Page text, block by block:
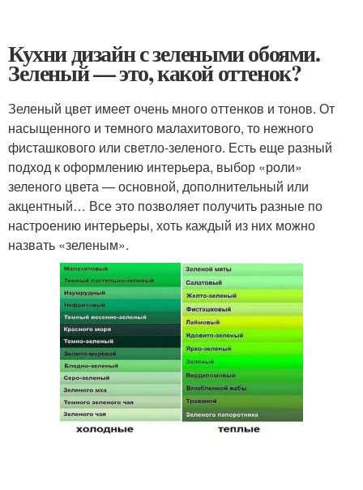
Кухни дизайн с зелеными обоями.
Зеленый — это, какой оттенок?
Зеленый цвет имеет очень много оттенков и тонов. От
насыщенного и темного малахитового, то нежного
фисташкового или светло-зеленого. Есть еще разный
подход к оформлению интерьера, выбор «роли»
зеленого цвета — основной, дополнительный или
акцентный… Все это позволяет получить разные по
настроению интерьеры, хоть каждый из них можно
назвать «зеленым».